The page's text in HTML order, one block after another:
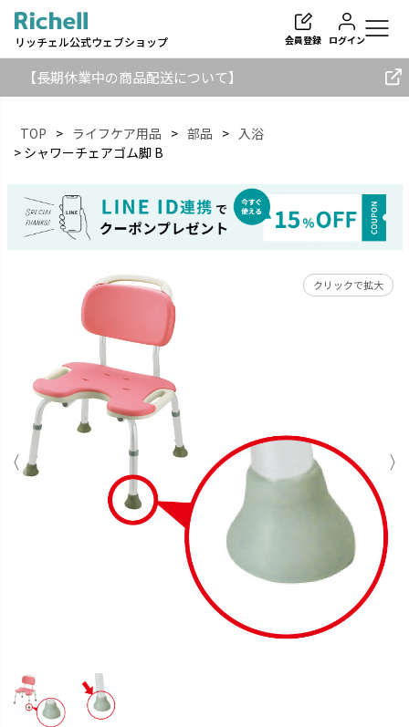
リッチェル公式ウェブショップ 会員登録 ログイン
【長期休業中の商品配送について】
TOP ライフケア用品 部品
入浴
シャワーチェアゴム脚 B
クリックで拡大